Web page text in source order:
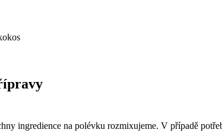
ingredience na polévku rozmixujeme. V případě